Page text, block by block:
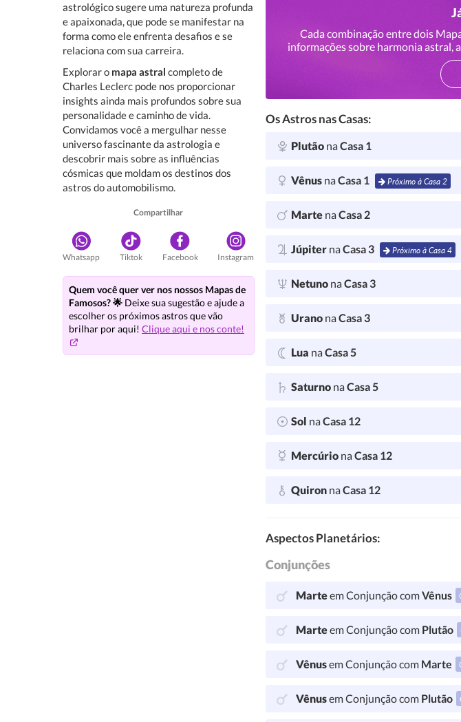
astrológico sugere uma natureza profunda
e apaixonada, que pode se manifestar na
forma como ele enfrenta desafios e se
relaciona com sua carreira.
Explorar o mapa astral completo de
Charles Leclerc pode nos proporcionar
insights ainda mais profundos sobre sua
personalidade e caminho de vida.
Convidamos você a mergulhar nesse
universo fascinante da astrologia e
descobrir mais sobre as influências
cósmicas que moldam os destinos dos
astros do automobilismo.
Compartilhar
Whatsapp Tiktok Facebook Instagram
Quem você quer ver nos nossos Mapas de
Famosos? 🌟 Deixe sua sugestão e ajude a
escolher os próximos astros que vão
brilhar por aqui! Clique aqui e nos conte!
Cada combinação entre dois
informações sobre harmonia astral,
Os Astros nas Casas:
Plutão naCasa 1
Vênus naCasa 1 Próximo à Casa 2
Marte naCasa 2
Júpiter naCasa 3 Próximo à Casa 4
Netuno naCasa 3
Urano naCasa 3
Lua naCasa 5
Saturno naCasa 5
Sol naCasa 12
Mercúrio naCasa 12
Quiron naCasa 12
Aspectos Planetários:
Conjunções
Marteem Conjunção comVênus
Marteem Conjunção com Plutão
Vênusem Conjunção com Marte
Vênusem Conjunção com Plutão